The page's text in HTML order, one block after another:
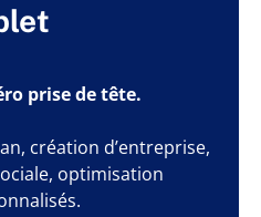
prise de tête.
création d’entreprise,
optimisation